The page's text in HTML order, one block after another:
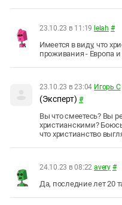
23.10.23 в 11:19 lelah #
Имеется в виду, что
проживания - Европа и
23.10.23 в 23:04 Игорь С
(Эксперт) #
Вы что смеетесь? Вы
христианскими?
что христианство
24.10.23 в 08:22 avery #
Да, последние лет 20